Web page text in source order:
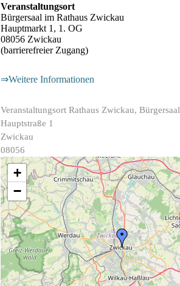
Veranstaltungsort
Bürgersaal im Rathaus Zwickau
Hauptmarkt 1, 1. OG
08056 Zwickau
(barrierefreier Zugang)
⇒Weitere Informationen
Veranstaltungsort Rathaus Zwickau, Bürgersaal
Hauptstraße 1
Zwickau
08056
+
−